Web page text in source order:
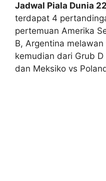
Jadwal Piala Dunia
terdapat 4
pertemuan Amerika
B, Argentina
kemudian dari Grub
dan Meksiko vs